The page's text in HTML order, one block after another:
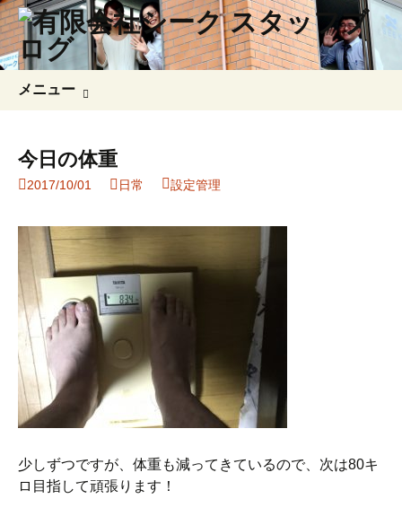
メニュー
ツ
へ
キ
プ
今日の体重
2017/10/01 日常 設定管理
少しずつですが、体重も減ってきているので、次は80キ
ロ目指して頑張ります！